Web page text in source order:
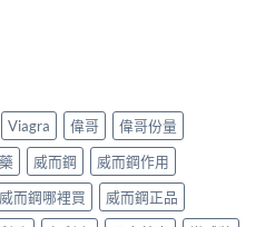
Viagra 偉哥
偉哥份量
威而鋼
威而鋼作用
威而鋼哪裡買
威而鋼正品